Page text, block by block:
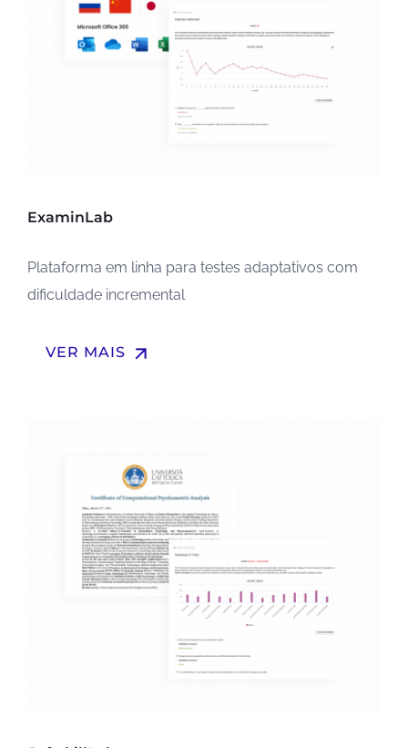
ExaminLab
Plataforma em linha para testes adaptativos com
dificuldade incremental
VER MAIS arrow_upward